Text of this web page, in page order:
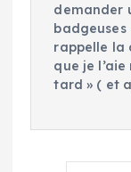
demander
badgeuses
rappelle la
que je
tard » ( et